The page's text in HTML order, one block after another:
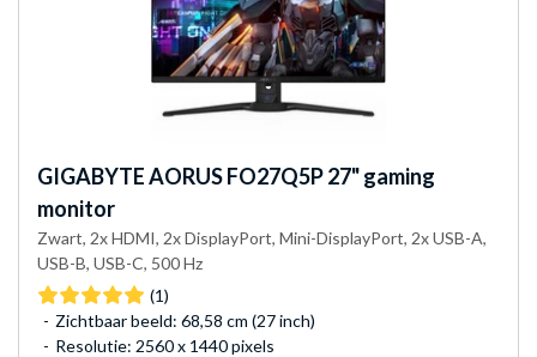
GIGABYTEAORUS FO27Q5P 27" gaming
monitor
Zwart, 2x HDMI, 2x DisplayPort, Mini-DisplayPort, 2x USB-A,
USB-B, USB-C, 500 Hz
(1)
Zichtbaar beeld: 68,58 cm (27 inch)
Resolutie: 2560 x 1440 pixels